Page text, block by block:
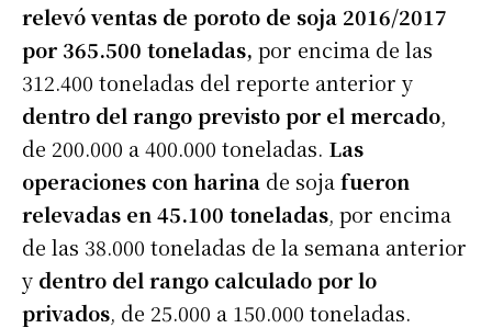
relevó ventas de poroto de soja 2016/2017
por 365.500 toneladas, por encima de las
312.400 toneladas del reporte anterior y
dentro del rango previsto por el mercado,
de 200.000 a 400.000 toneladas. Las
operaciones con harina de soja fueron
relevadas en 45.100 toneladas, por encima
de las 38.000 toneladas de la semana anterior
y dentro del rango calculado por lo
privados, de 25.000 a 150.000 toneladas.